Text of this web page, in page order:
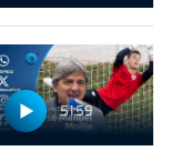
51:59